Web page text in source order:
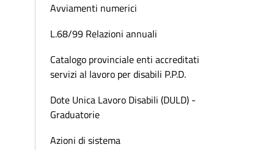
Avviamenti numerici
L.68/99 Relazioni annuali
Catalogo provinciale enti accreditati
servizi al lavoro per disabili P.P.D.
Dote Unica Lavoro Disabili (DULD) -
Graduatorie
Azioni di sistema